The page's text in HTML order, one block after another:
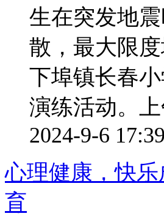
生在突发地
散，最大限
下埠镇长春
演练活动。
2024-9-6 17:39
心理健康，快
育